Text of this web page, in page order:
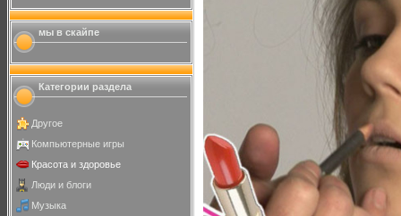
мы в скайпе
Категории раздела
Другое
Компьютерные игры
Красота и здоровье
Люди и блоги
Музыка